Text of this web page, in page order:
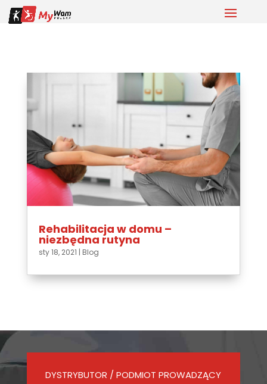
Rehabilitacja w domu –
niezbędna rutyna
sty 18, 2021 | Blog
DYSTRYBUTOR / PODMIOT PROWADZĄCY